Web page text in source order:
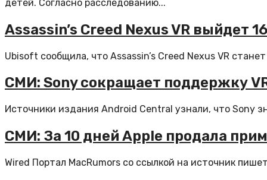
детей. Согласно расследованию...
Assassin’s Creed Nexus VR выйдет
Ubisoft сообщила, что Assassin’s Creed Nexus VR
СМИ: Sony сокращает поддержку
Источники издания Android Central узнали, что Sony
СМИ: За 10 дней Apple продала
Wired Портал MacRumors со ссылкой на источник